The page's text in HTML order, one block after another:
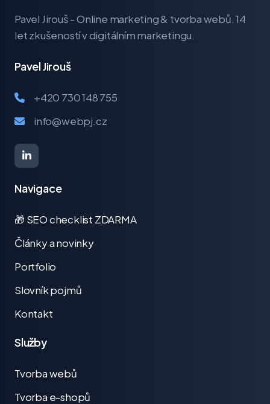
Pavel Jirouš - Online marketing & tvorba webů. 14
let zkušeností v digitálním marketingu.
Pavel Jirouš
+420 730 148 755
info@webpj.cz
Navigace
🎁 SEO checklist ZDARMA
Články a novinky
Portfolio
Slovník pojmů
Kontakt
Služby
Tvorba webů
Tvorba e-shopů